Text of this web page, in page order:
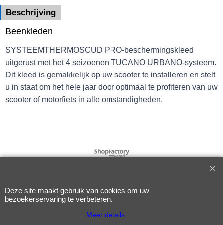
Beschrijving
Beenkleden
SYSTEEMTHERMOSCUD PRO-beschermingskleed
uitgerust met het 4 seizoenen TUCANO URBANO-systeem.
Dit kleed is gemakkelijk op uw scooter te installeren en stelt
u in staat om het hele jaar door optimaal te profiteren van uw
Deze site maakt gebruik van cookies om uw
bezoekerservaring te verbeteren.
Meer details